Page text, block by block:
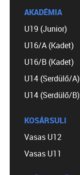
AKADÉMIA
U19 (Junior)
U16/A (Kadet)
U16/B (Kadet)
U14 (Serdülő/A)
U14 (Serdülő/B)
KOSÁRSULI
Vasas U12
Vasas U11